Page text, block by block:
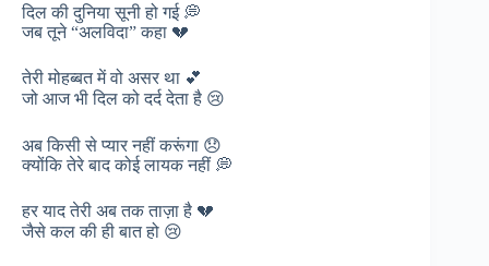
दिल की दुनिया सूनी हो गई 💭
जब तूने “अलविदा” कहा 💔
तेरी मोहब्बत में वो असर था 💕
जो आज भी दिल को दर्द देता है 😢
अब किसी से प्यार नहीं करूंगा 😞
क्योंकि तेरे बाद कोई लायक नहीं 💭
हर याद तेरी अब तक ताज़ा है 💔
जैसे कल की ही बात हो 😢